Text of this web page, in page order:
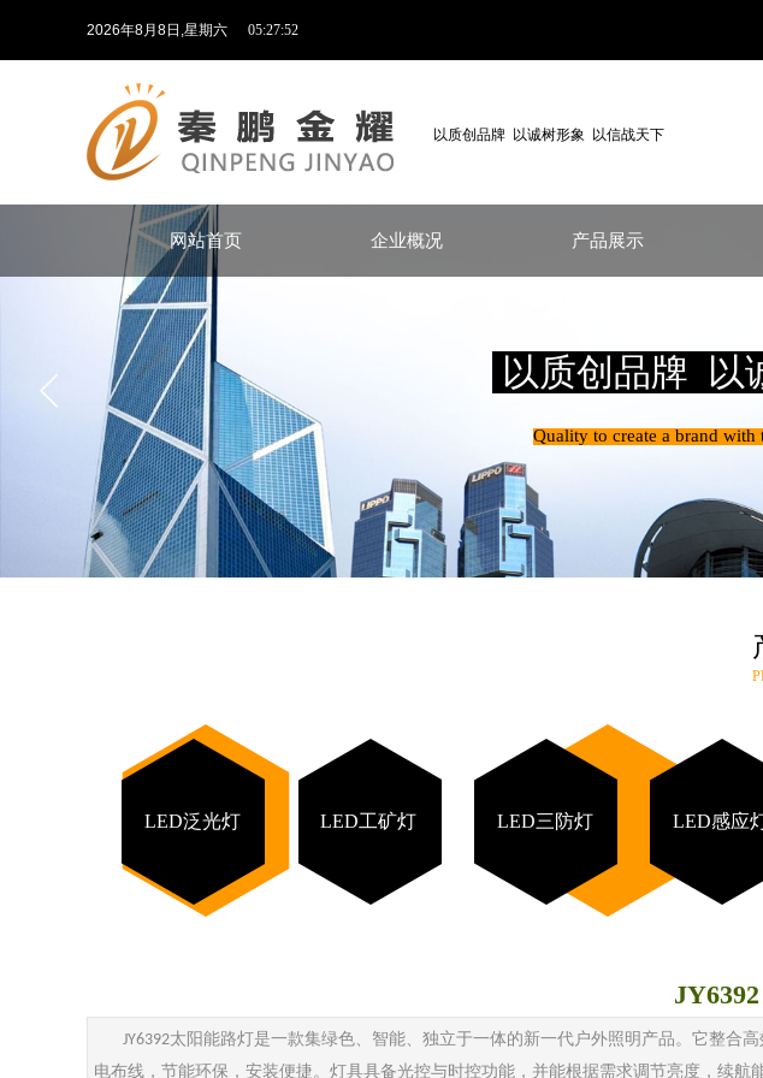
2026年8月 8日 ,星期六 05:27:52
以质创品牌 以诚树形象 以信战天下
网站首页 企业概况 产品展示
以质创品牌 以
Quality to create a brand with
LED泛光灯 LED工矿灯 LED三防灯 LED感应
JY6392太阳能路灯是一款集绿色、智能、独立于一体的新一代户外照明产品。它整合
电布线，节能环保，安装便捷。灯具具备光控与时控功能，并能根据需求调节亮度，续